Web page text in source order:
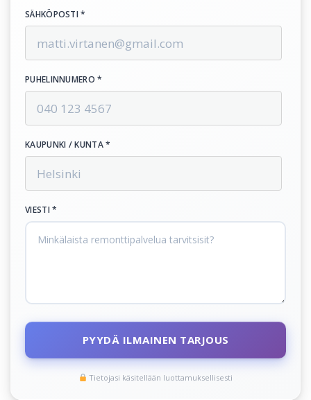
SÄHKÖPOSTI *
PUHELINNUMERO *
KAUPUNKI / KUNTA *
VIESTI *
PYYDÄ ILMAINEN TARJOUS
Tietojasi käsitellään luottamuksellisesti